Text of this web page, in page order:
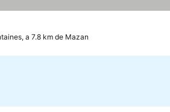
a 7.8 km de Mazan